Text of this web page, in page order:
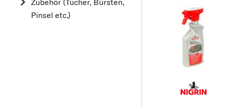
Zubehör (Tücher, Bürsten,
Pinsel etc.)